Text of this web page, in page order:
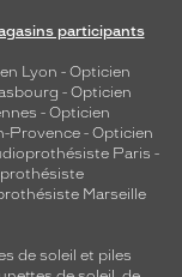
participants
Lyon - Opticien
- Opticien
- Opticien
Provence - Opticien
Paris -
Marseille
de soleil et piles